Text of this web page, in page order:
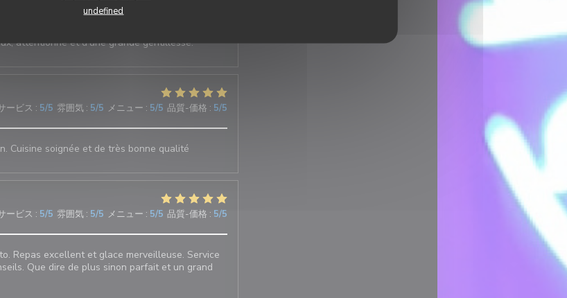
undefined
attentionné et d’une grande gentillesse.
ービス : 5/5 雰囲気: 5/5 メニュー : 5/5 品質-価格 : 5/5
Cuisine soignée et de très bonne qualité
ービス : 5/5 雰囲気: 5/5 メニュー : 5/5 品質-価格 : 5/5
Repas excellent et glace merveilleuse. Service
Que dire de plus sinon parfait et un grand